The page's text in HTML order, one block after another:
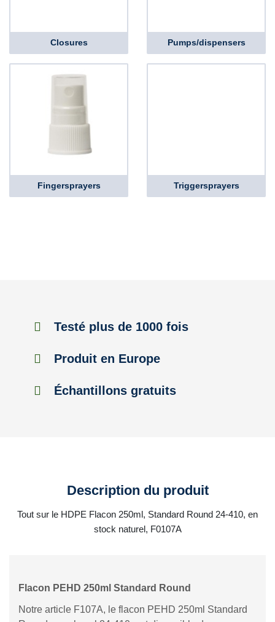
Closures Pumps/dispensers
Fingersprayers Triggersprayers
Testé plus de 1000 fois
Produit en Europe
Échantillons gratuits
Description du produit
Tout sur le HDPE Flacon 250ml, Standard Round 24-410, en
stock naturel, F0107A
Flacon PEHD 250ml Standard Round
Notre article F107A, le flacon PEHD 250ml Standard